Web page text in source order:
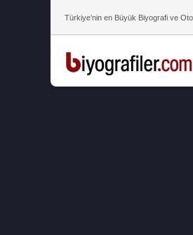
Türkiye’nin en Büyük Biyografi ve